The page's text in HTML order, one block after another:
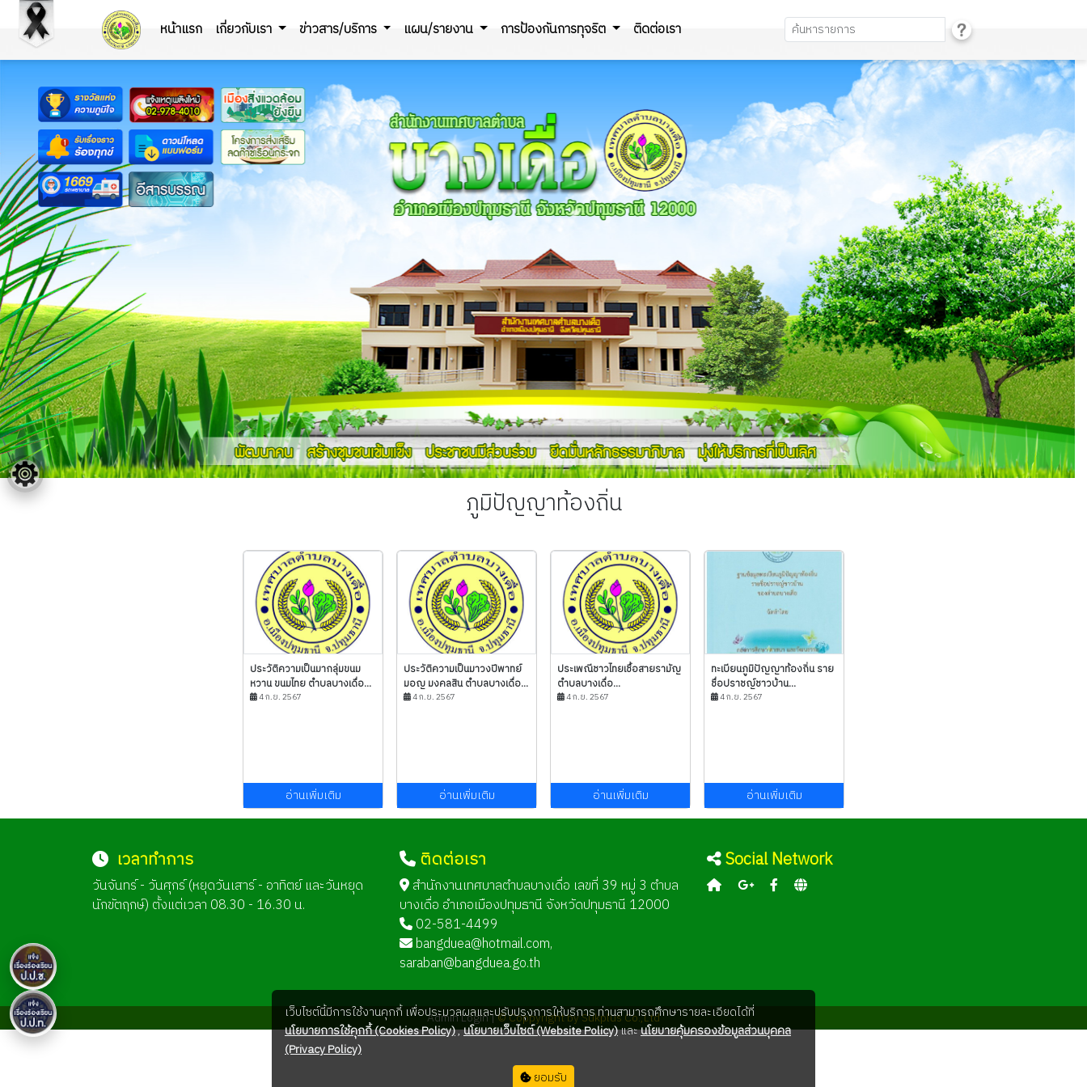
หน้าแรก เกี่ยวกับเรา ข่าวสาร/บริการ แผน/รายงาน การป้องกันการทุจริต ติดต่อเรา
ภูมิปัญญาท้องถิ่น
ประวัติความเป็นมากลุ่มขนม
หวาน ขนมไทย ตำบลบางเดื่อ...
4 ก.ย. 2567
อ่านเพิ่มเติม
ประวัติความเป็นมาวงปีพาทย์
มอญ มงคลสิน ตำบลบางเดื่อ...
4 ก.ย. 2567
อ่านเพิ่มเติม
ประเพณีชาวไทยเชื้อสายรามัญ
ตำบลบางเดื่อ...
4 ก.ย. 2567
อ่านเพิ่มเติม
ทะเบียนภูมิปัญญาท้องถิ่น ราย
ชื่อปราชญ์ชาวบ้าน...
4 ก.ย. 2567
อ่านเพิ่มเติม
เวลาทำการ
วันจันทร์ - วันศุกร์ (หยุดวันเสาร์ - อาทิตย์ และวันหยุด
นักขัตฤกษ์) ตั้งแต่เวลา 08.30 - 16.30 น.
ติดต่อเรา
สำนักงานเทศบาลตำบลบางเดื่อ เลขที่ 39 หมู่ 3 ตำบล
บางเดื่อ อำเภอเมืองปทุมธานี จังหวัดปทุมธานี 12000
02-581-4499
bangduea@hotmail.com,
saraban@bangduea.go.th
Social Network
Admin Login |© Coppyright by Sukplus Co.,Ltd
เว็บไซต์นี้มีการใช้งานคุกกี้ เพื่อประมวลผลและปรับปรุงการให้บริการ ท่านสามารถศึกษารายละเอียดได้ที่
นโยบายการใช้คุกกี้ (Cookies Policy),นโยบายเว็บไซต์ (Website Policy)และนโยบายคุ้มครองข้อมูลส่วนบุคคล
(Privacy Policy)
ยอมรับ